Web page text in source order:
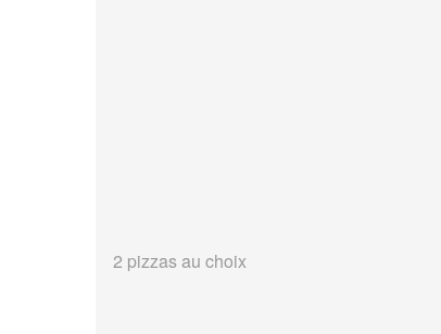
2 pizzas au choix